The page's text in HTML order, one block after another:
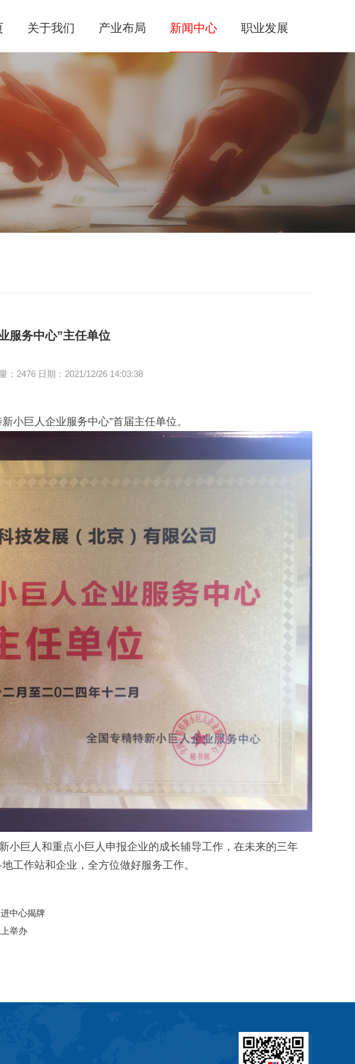
关于我们 产业布局 新闻中心 职业发展
服务中心”主任单位
：2476 日期：2021/12/26 14:03:38
小巨人企业服务中心”首届主任单位。
小巨人和重点小巨人申报企业的成长辅导工作，在未来的三年
工作站和企业，全方位做好服务工作。
中心揭牌
举办